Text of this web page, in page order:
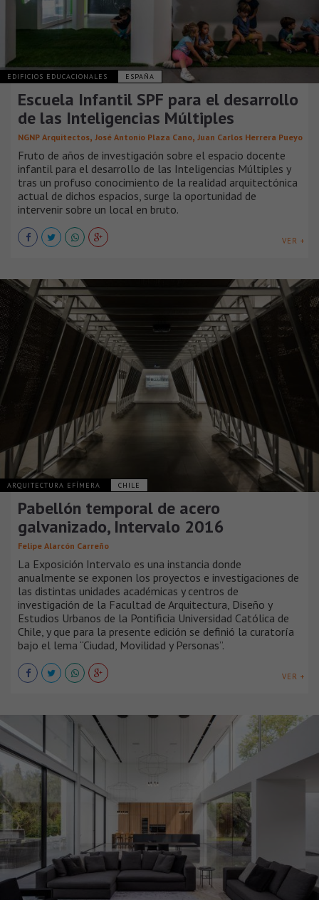
EDIFICIOS EDUCACIONALES ESPAÑA
Escuela Infantil SPF para el desarrollo
de las Inteligencias Múltiples
NGNP Arquitectos, José Antonio Plaza Cano, Juan Carlos Herrera Pueyo
Fruto de años de investigación sobre el espacio docente
infantil para el desarrollo de las Inteligencias Múltiples y
tras un profuso conocimiento de la realidad arquitectónica
actual de dichos espacios, surge la oportunidad de
intervenir sobre un local en bruto.
VER +
ARQUITECTURA EFÍMERA CHILE
Pabellón temporal de acero
galvanizado, Intervalo 2016
Felipe Alarcón Carreño
La Exposición Intervalo es una instancia donde
anualmente se exponen los proyectos e investigaciones de
las distintas unidades académicas y centros de
investigación de la Facultad de Arquitectura, Diseño y
Estudios Urbanos de la Pontificia Universidad Católica de
Chile, y que para la presente edición se definió la curatoría
bajo el lema “Ciudad, Movilidad y Personas”.
VER +